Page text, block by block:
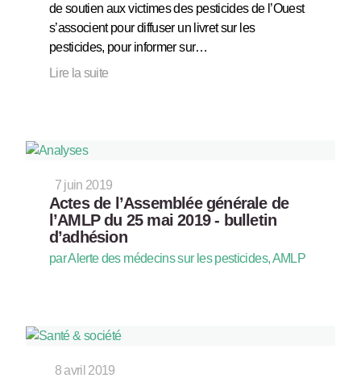
de soutien aux victimes des pesticides de l’Ouest
s’associent pour diffuser un livret sur les
pesticides, pour informer sur…
Lire la suite
7 juin 2019
Actes de l’Assemblée générale de
l’AMLP du 25 mai 2019 - bulletin
d’adhésion
par Alerte des médecins sur les pesticides, AMLP
8 avril 2019